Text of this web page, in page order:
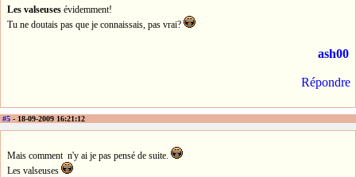
Les valseuses évidemment!
Tu ne doutais pas que je connaissais, pas vrai?
ash00
Répondre
#5 - 18-09-2009 16:21:12
Mais comment n'y ai je pas pensé de suite.
Les valseuses